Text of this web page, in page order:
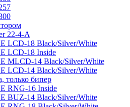
22-4-A
LCD-18 Black/Silver/White
LCD-18 Inside
MLCD-14 Black/Silver/White
LCD-14 Black/Silver/White
только бипер
RNG-16 Inside
BUZ-14 Black/Silver/White